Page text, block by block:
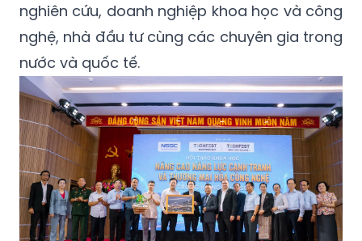
nghiên cứu, doanh nghiệp khoa học và công
nghệ, nhà đầu tư cùng các chuyên gia trong
nước và quốc tế.